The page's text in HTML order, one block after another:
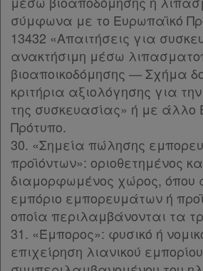
σύμφωνα με το Ευρωπαϊκό
13432 «Απαιτήσεις για
ανακτήσιμη μέσω
βιοαποικοδόμησης — Σχήμα
κριτήρια αξιολόγησης για
της συσκευασίας» ή με άλλο
Πρότυπο.
30. «Σημεία πώλησης
προϊόντων»: οριοθετημένος
διαμορφωμένος χώρος, όπου
εμπόριο εμπορευμάτων ή
οποία περιλαμβάνονται τα
31. «Έμπορος»: φυσικό ή
επιχείρηση λιανικού